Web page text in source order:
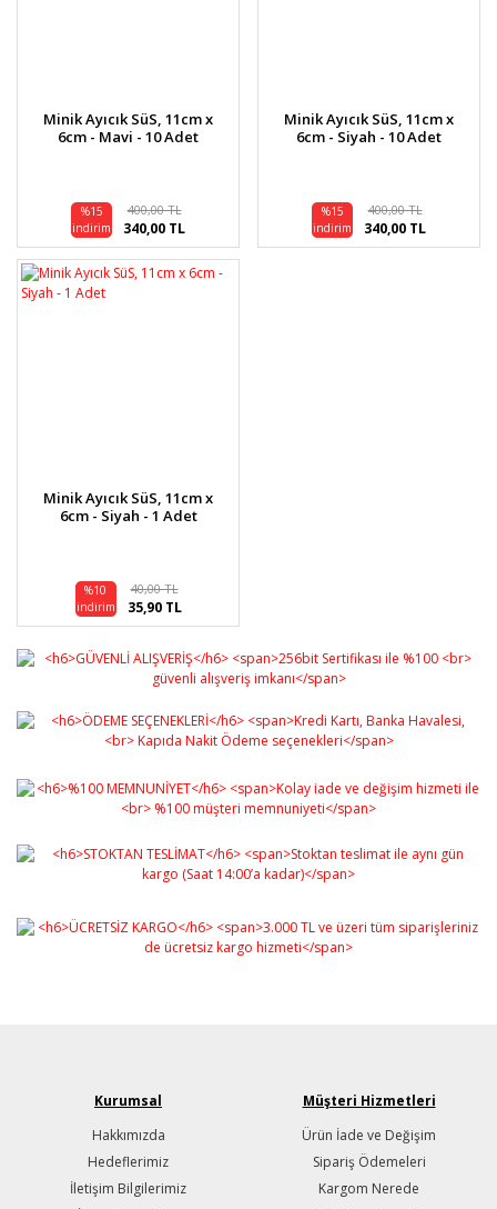
Minik Ayıcık SüS, 11cm x
6cm - Mavi - 10 Adet
%15
indirim
400,00 TL
340,00 TL
Minik Ayıcık SüS, 11cm x
6cm - Siyah - 10 Adet
%15
indirim
400,00 TL
340,00 TL
Minik Ayıcık SüS, 11cm x
6cm - Siyah - 1 Adet
%10
indirim
40,00 TL
35,90 TL
Kurumsal
Hakkımızda
Hedeflerimiz
İletişim Bilgilerimiz
Müşteri Hizmetleri
Ürün İade ve Değişim
Sipariş Ödemeleri
Kargom Nerede